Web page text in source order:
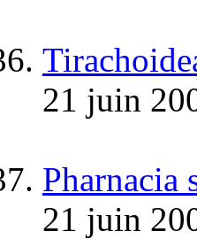
21 juin
Pharnacia
21 juin